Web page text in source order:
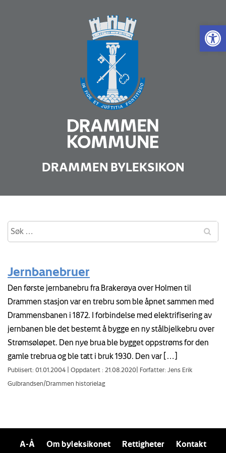
Vis
DRAMMEN BYLEKSIKON
Jernbanebruer
Den første jernbanebru fra Brakerøya over Holmen til
Drammen stasjon var en trebru som ble åpnet sammen med
Drammensbanen i 1872. I forbindelse med elektrifisering av
jernbanen ble det bestemt å bygge en ny stålbjelkebru over
Strømsøløpet. Den nye brua ble bygget oppstrøms for den
gamle trebrua og ble tatt i bruk 1930. Den var […]
Publisert: 01.01.2004 Oppdatert : 21.08.2020
Forfatter: Jens Erik
Gulbrandsen/Drammen historielag
A-Å Om byleksikonet Rettigheter Kontakt